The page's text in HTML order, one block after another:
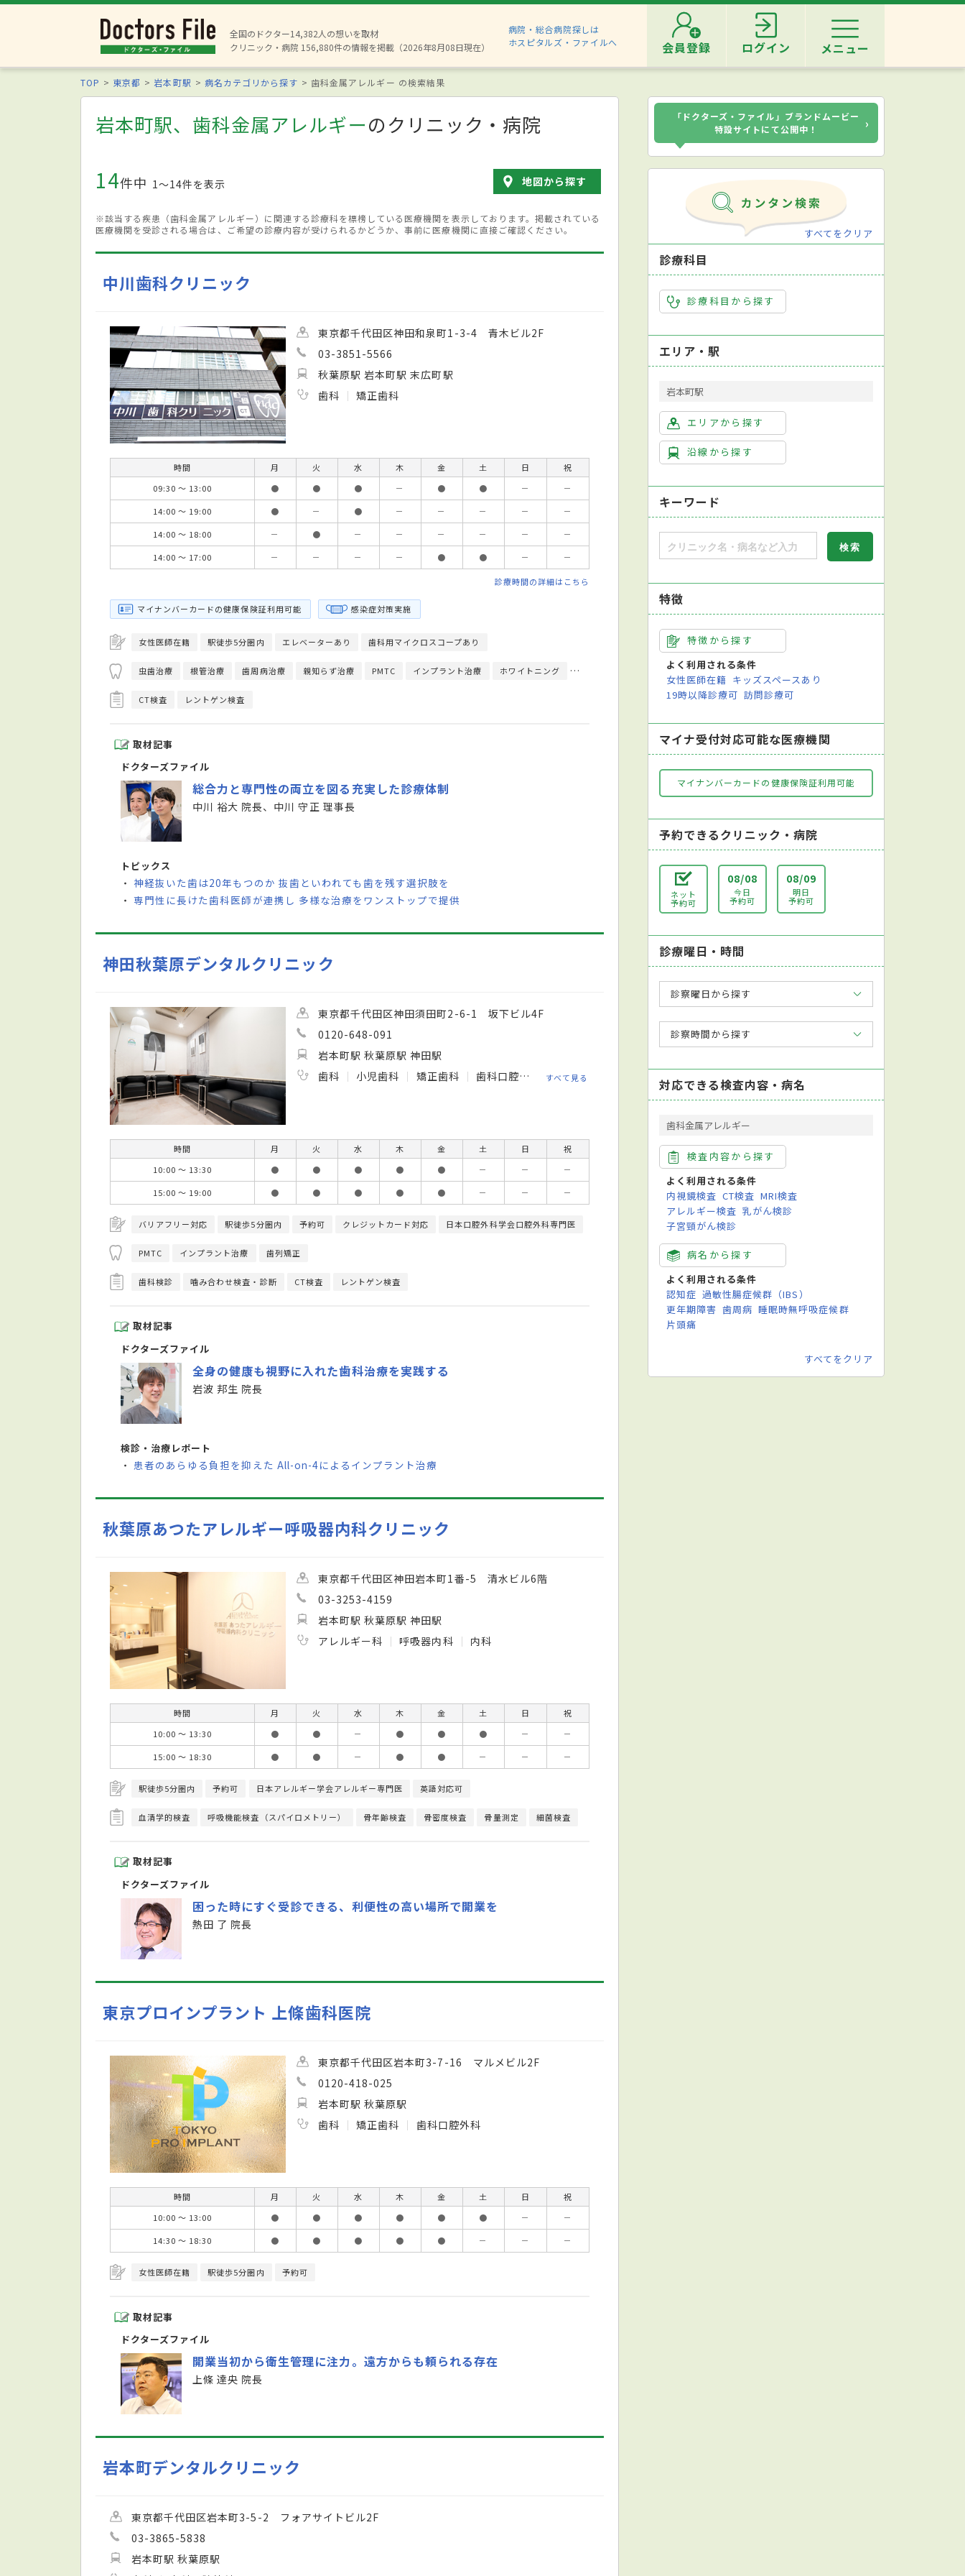
全国のドクター14,382人の想いを取材
クリニック・病院 156,880件の情報を掲載（2026年8月08日現在）
病院・総合病院探しは
ホスピタルズ・ファイルへ
会員登録 ログイン メニュー
TOP 東京都 岩本町駅 病名カテゴリから探す 歯科金属アレルギー の検索結果
岩本町駅、歯科金属アレルギーのクリニック・病院
14件中 1〜14件を表示 地図から探す
※該当する疾患（歯科金属アレルギー）に関連する診療科を標榜している医療機関を表示しております。掲載されている
医療機関を受診される場合は、ご希望の診療内容が受けられるかどうか、事前に医療機関に直接ご確認ください。
中川歯科クリニック
東京都千代田区神田和泉町1-3-4 青木ビル2F
03-3851-5566
秋葉原駅 岩本町駅 末広町駅
歯科
矯正歯科
時間 月 火 水 木 金 土 日
祝
09:30 ～ 13:00
● ● ● － ● ● －
－
14:00 ～ 19:00
● － ● － － － －
－
14:00 ～ 18:00
－ ● － － － － －
－
14:00 ～ 17:00
－ － － － ● ● － －
診療時間の詳細はこちら
マイナンバーカードの健康保険証利用可能 感染症対策実施
女性医師在籍 駅徒歩5分圏内 エレベーターあり 歯科用マイクロスコープあり
虫歯治療 根管治療 歯周病治療 親知らず治療 PMTC インプラント治療 ホワイトニング 歯列矯正 マウスピース型装置を用いた矯正
CT検査 レントゲン検査
取材記事
ドクターズファイル
総合力と専門性の両立を図る充実した診療体制
中川 裕大 院長、中川 守正 理事長
トピックス
・ 神経抜いた歯は20年もつのか 抜歯といわれても歯を残す選択肢を
・専門性に長けた歯科医師が連携し 多様な治療をワンストップで提供
神田秋葉原デンタルクリニック
東京都千代田区神田須田町2-6-1 坂下ビル4F
0120-648-091
岩本町駅 秋葉原駅 神田駅
歯科
小児歯科 矯正歯科 歯科口腔外科 すべて見る
時間 月 火 水 木 金 土 日
祝
10:00 ～ 13:30
● ● ● ● ● － －
－
15:00 ～ 19:00
● ● ● ● ● － － －
バリアフリー対応 駅徒歩5分圏内 予約可 クレジットカード対応 日本口腔外科学会口腔外科専門医
PMTC インプラント治療 歯列矯正
歯科検診 噛み合わせ検査・診断 CT検査 レントゲン検査
取材記事
ドクターズファイル
全身の健康も視野に入れた歯科治療を実践する
岩波 邦生 院長
検診・治療レポート
・ 患者のあらゆる負担を抑えた All-on-4によるインプラント治療
秋葉原あつたアレルギー呼吸器内科クリニック
東京都千代田区神田岩本町1番-5 清水ビル6階
03-3253-4159
岩本町駅 秋葉原駅 神田駅
アレルギー科
呼吸器内科 内科
時間 月 火 水 木 金 土 日
祝
10:00 ～ 13:30
● ● － ● ● ● －
－
15:00 ～ 18:30
● ● － ● ● － － －
駅徒歩5分圏内 予約可 日本アレルギー学会アレルギー専門医 英語対応可
血清学的検査 呼吸機能検査（スパイロメトリー） 骨年齢検査 骨密度検査 骨量測定 細菌検査
取材記事
ドクターズファイル
困った時にすぐ受診できる、利便性の高い場所で開業を
熱田 了 院長
東京プロインプラント 上條歯科医院
東京都千代田区岩本町3-7-16 マルメビル2F
0120-418-025
岩本町駅 秋葉原駅
歯科
矯正歯科 歯科口腔外科
時間 月 火 水 木 金 土 日
祝
10:00 ～ 13:00
● ● ● ● ● ● －
－
14:30 ～ 18:30
● ● ● ● ● － － －
女性医師在籍 駅徒歩5分圏内 予約可
取材記事
ドクターズファイル
開業当初から衛生管理に注力。遠方からも頼られる存在
上條 達央 院長
岩本町デンタルクリニック
東京都千代田区岩本町3-5-2 フォアサイトビル2F
03-3865-5838
岩本町駅 秋葉原駅
「ドクターズ・ファイル」ブランドムービー
特設サイトにて公開中！
›
すべてをクリア
診療科目
診療科目から探す
エリア・駅
岩本町駅
エリアから探す
沿線から探す
キーワード
特徴
特徴から探す
よく利用される条件
女性医師在籍 キッズスペースあり
19時以降診療可 訪問診療可
マイナ受付対応可能な医療機関
マイナンバーカードの健康保険証利用可能
予約できるクリニック・病院
ネット
予約可
08/08
今日
予約可
08/09
明日
予約可
診療曜日・時間
診察曜日から探す
診察時間から探す
対応できる検査内容・病名
歯科金属アレルギー
検査内容から探す
よく利用される条件
内視鏡検査 CT検査 MRI検査
アレルギー検査 乳がん検診
子宮頸がん検診
病名から探す
よく利用される条件
認知症 過敏性腸症候群（IBS）
更年期障害 歯周病 睡眠時無呼吸症候群
片頭痛
すべてをクリア